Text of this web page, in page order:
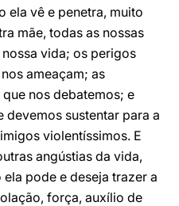
ela vê e penetra, muito
mãe, todas as nossas
vida; os perigos
ameaçam; as
nos debatemos; e
devemos sustentar para a
violentíssimos. E
angústias da vida,
pode e deseja trazer a
força, auxílio de